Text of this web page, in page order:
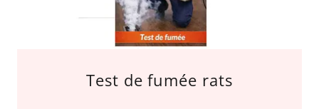
Test de fumée rats